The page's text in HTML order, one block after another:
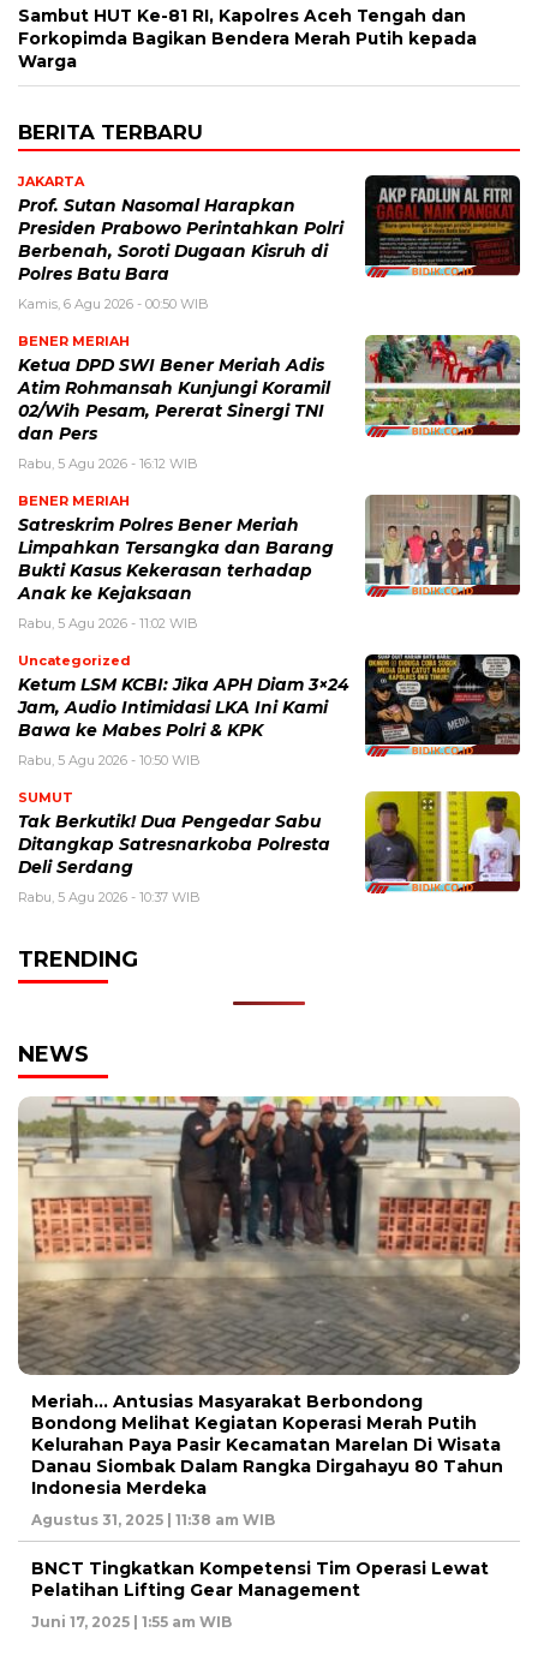
Sambut HUT Ke-81 RI, Kapolres Aceh Tengah dan
Forkopimda Bagikan Bendera Merah Putih kepada
Warga
BERITA TERBARU
JAKARTA
Prof. Sutan Nasomal Harapkan
Presiden Prabowo Perintahkan Polri
Berbenah, Soroti Dugaan Kisruh di
Polres Batu Bara
Kamis, 6 Agu 2026 - 00:50 WIB
BENER MERIAH
Ketua DPD SWI Bener Meriah Adis
Atim Rohmansah Kunjungi Koramil
02/Wih Pesam, Pererat Sinergi TNI
dan Pers
Rabu, 5 Agu 2026 - 16:12 WIB
BENER MERIAH
Satreskrim Polres Bener Meriah
Limpahkan Tersangka dan Barang
Bukti Kasus Kekerasan terhadap
Anak ke Kejaksaan
Rabu, 5 Agu 2026 - 11:02 WIB
Uncategorized
Ketum LSM KCBI: Jika APH Diam 3×24
Jam, Audio Intimidasi LKA Ini Kami
Bawa ke Mabes Polri & KPK
Rabu, 5 Agu 2026 - 10:50 WIB
SUMUT
Tak Berkutik! Dua Pengedar Sabu
Ditangkap Satresnarkoba Polresta
Deli Serdang
Rabu, 5 Agu 2026 - 10:37 WIB
TRENDING
NEWS
Meriah… Antusias Masyarakat Berbondong
Bondong Melihat Kegiatan Koperasi Merah Putih
Kelurahan Paya Pasir Kecamatan Marelan Di Wisata
Danau Siombak Dalam Rangka Dirgahayu 80 Tahun
Indonesia Merdeka
Agustus 31, 2025 | 11:38 am WIB
BNCT Tingkatkan Kompetensi Tim Operasi Lewat
Pelatihan Lifting Gear Management
Juni 17, 2025 | 1:55 am WIB